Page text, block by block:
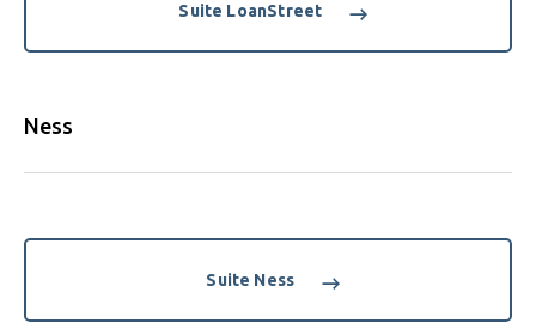
Suite LoanStreet
Ness
Suite Ness